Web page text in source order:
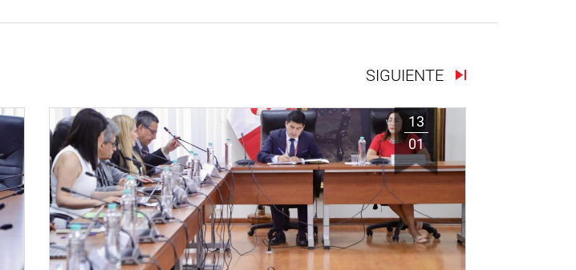
SIGUIENTE
13
01